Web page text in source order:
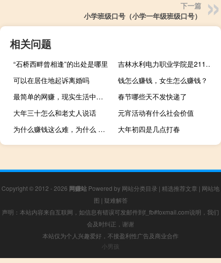
下一篇
小学班级口号（小学一年级班级口号）
相关问题
“石桥西畔曾相逢”的出处是哪里
吉林水利电力职业学院是211大学吗
可以在居住地起诉离婚吗
钱怎么赚钱，女生怎么赚钱？
最简单的网赚，现实生活中最快最简单的赚钱方法是什么？
春节哪些天不发快递了
大年三十怎么和老丈人说话
元宵活动有什么社会价值
为什么赚钱这么难，为什么 啊 究竟 我想 赚钱 就那么难吗
大年初四是几点打春
Copyright © 2012 - 2026 网赚站 Powered by 网站分类目录 | 精选推荐文章 | 网站地
图 | 疑难解答
声明：本站内容来自互联网，如信息有错误可发邮件到f_fb#foxmail.com说明，我们
会及时纠正，谢谢
本站仅为个人兴趣爱好，不接盈利性广告及商业合作
小男孩